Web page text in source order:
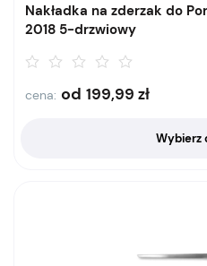
Nakładka na zderzak do
2018 5-drzwiowy
cena: od 199,99 zł
Wybierz